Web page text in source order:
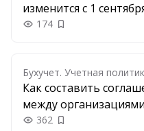
изменится с 1
174 Добавить в
Бухучет. Учетная
Как составить
между организациями
362 Добавить в